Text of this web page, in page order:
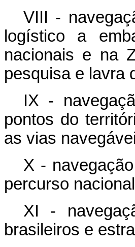
VIII -
logístico a
nacionais e na
pesquisa e lavra
IX -
pontos do
as vias
X -
percurso
XI -
brasileiros e